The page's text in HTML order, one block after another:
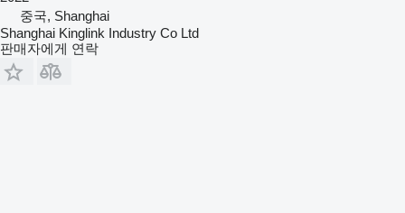
중국, Shanghai
Shanghai Kinglink Industry Co Ltd
판매자에게 연락